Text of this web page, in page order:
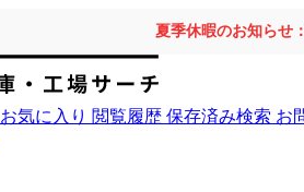
夏季休暇のお知らせ
お気に入り 閲覧履歴 保存済み検索 お